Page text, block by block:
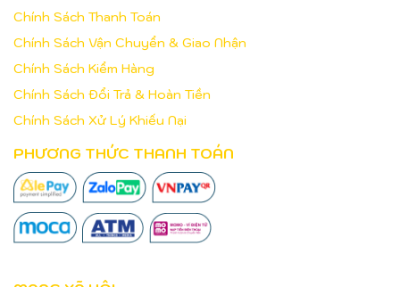
Chính Sách Thanh Toán
Chính Sách Vận Chuyển & Giao Nhận
Chính Sách Kiểm Hàng
Chính Sách Đổi Trả & Hoàn Tiền
Chính Sách Xử Lý Khiếu Nại
PHƯƠNG THỨC THANH TOÁN